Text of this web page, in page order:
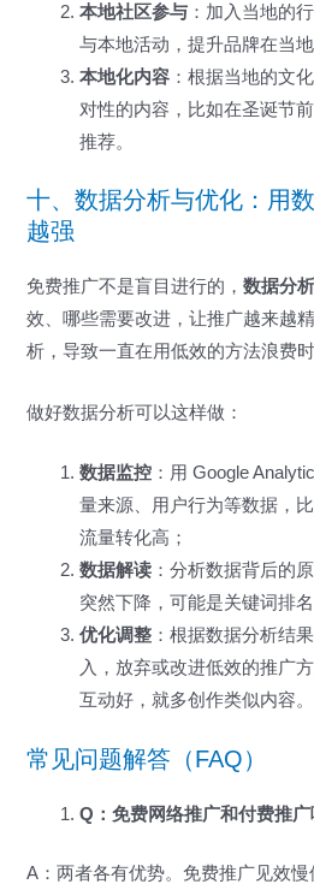
本地社区参与 ：加入当地的
与本地活动，提升品牌在当地
本地化内容 ：根据当地的文
对性的内容，比如在圣诞节
推荐。
十、数据分析与优化：用
越强
免费推广不是盲目进行的，数据分
效、哪些需要改进，让推广越来越
析，导致一直在用低效的方法浪费时
做好数据分析可以这样做：
数据监控 ：用 Google
量来源、用户行为等数据，
流量转化高；
数据解读 ：分析数据背后的
突然下降，可能是关键词排
优化调整 ：根据数据分析结
入，放弃或改进低效的推广
互动好，就多创作类似内容。
常见问题解答（FAQ）
Q：免费网络推广和付费推广
A：两者各有优势。免费推广见效